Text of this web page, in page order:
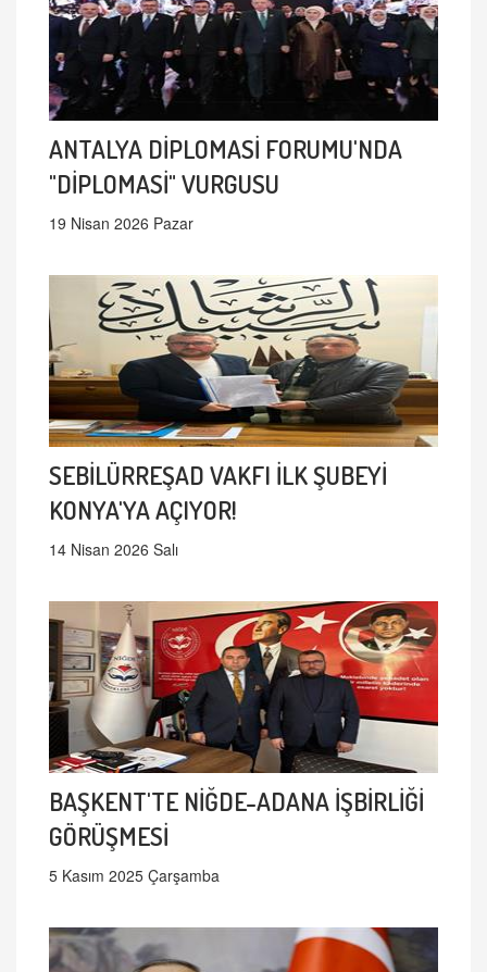
ANTALYA DİPLOMASİ FORUMU'NDA
"DİPLOMASİ" VURGUSU
19 Nisan 2026 Pazar
SEBİLÜRREŞAD VAKFI İLK ŞUBEYİ
KONYA'YA AÇIYOR!
14 Nisan 2026 Salı
BAŞKENT'TE NİĞDE-ADANA İŞBİRLİĞİ
GÖRÜŞMESİ
5 Kasım 2025 Çarşamba